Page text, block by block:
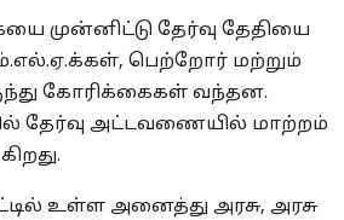
முன்னிட்டு தேர்வு தேதியை
பெற்றோர் மற்றும்
கோரிக்கைகள் வந்தன.
தேர்வு அட்டவணையில் மாற்றம்
உள்ள அனைத்து அரசு, அரசு